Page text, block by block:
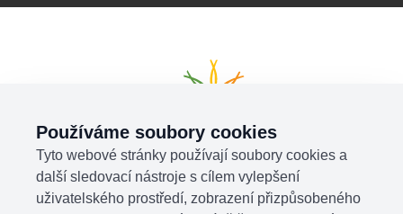
Používáme soubory cookies
Tyto webové stránky používají soubory cookies a
další sledovací nástroje s cílem vylepšení
uživatelského prostředí, zobrazení přizpůsobeného